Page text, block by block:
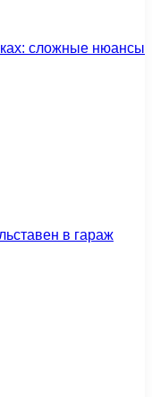
сложные нюансы
в гараж